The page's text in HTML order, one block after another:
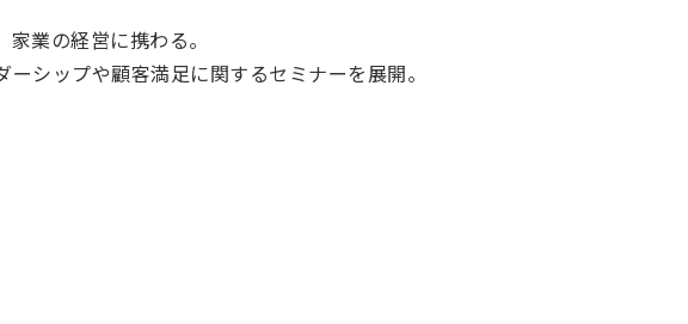
業の経営に携わる。
シップや顧客満足に関するセミナーを展開。